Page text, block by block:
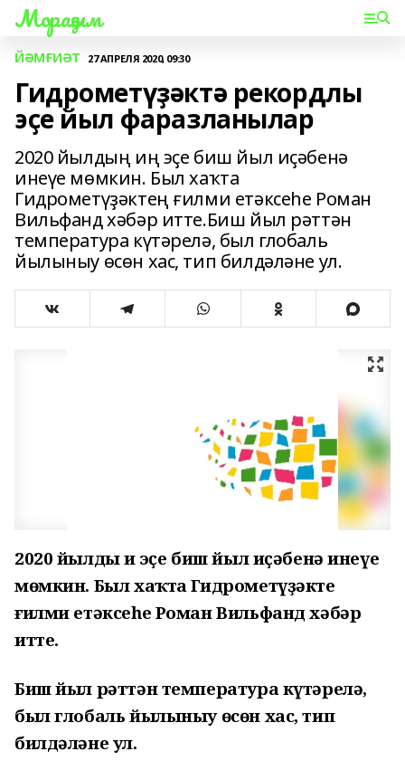
Мораҙым
ЙӘМҒИӘТ 27 АПРЕЛЯ 2020, 09:30
Гидрометүҙәктә рекордлы
эҫе йыл фаразланылар
2020 йылдың иң эҫе биш йыл иҫәбенә
инеүе мөмкин. Был хаҡта
Гидрометүҙәктең ғилми етәксеһе Роман
Вильфанд хәбәр итте.Биш йыл рәттән
температура күтәрелә, был глобаль
йылыныу өсөн хас, тип билдәләне ул.
2020 йылдың иң эҫе биш йыл иҫәбенә инеүе
мөмкин. Был хаҡта Гидрометүҙәктең
ғилми етәксеһе Роман Вильфанд хәбәр
итте.
Биш йыл рәттән температура күтәрелә,
был глобаль йылыныу өсөн хас, тип
билдәләне ул.